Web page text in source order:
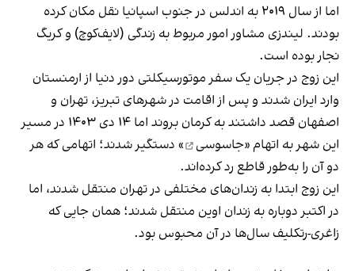
اما از سال ۲۰۱۹ به اندلس در جنوب اسپانیا نقل مکان کرده
بودند. لیندزی مشاور امور مربوط به زندگی (لایف‌کوچ) و کریگ
نجار بوده است.
این زوج در جریان یک سفر موتورسیکلتی دور دنیا از ارمنستان
وارد ایران شدند و پس از اقامت در شهرهای تبریز، تهران و
اصفهان قصد داشتند به کرمان بروند اما ۱۴ دی ۱۴۰۳ در مسیر
این شهر به اتهام «جاسوسی
» دستگیر شدند؛ اتهامی که هر
دو آن را به‌طور قاطع رد کرده‌اند.
این زوج ابتدا به زندان‌های مختلفی در تهران منتقل شدند، اما
در اکتبر دوباره به زندان اوین منتقل شدند؛ همان جایی که
زاغری-رتکلیف سال‌ها در آن محبوس بود.